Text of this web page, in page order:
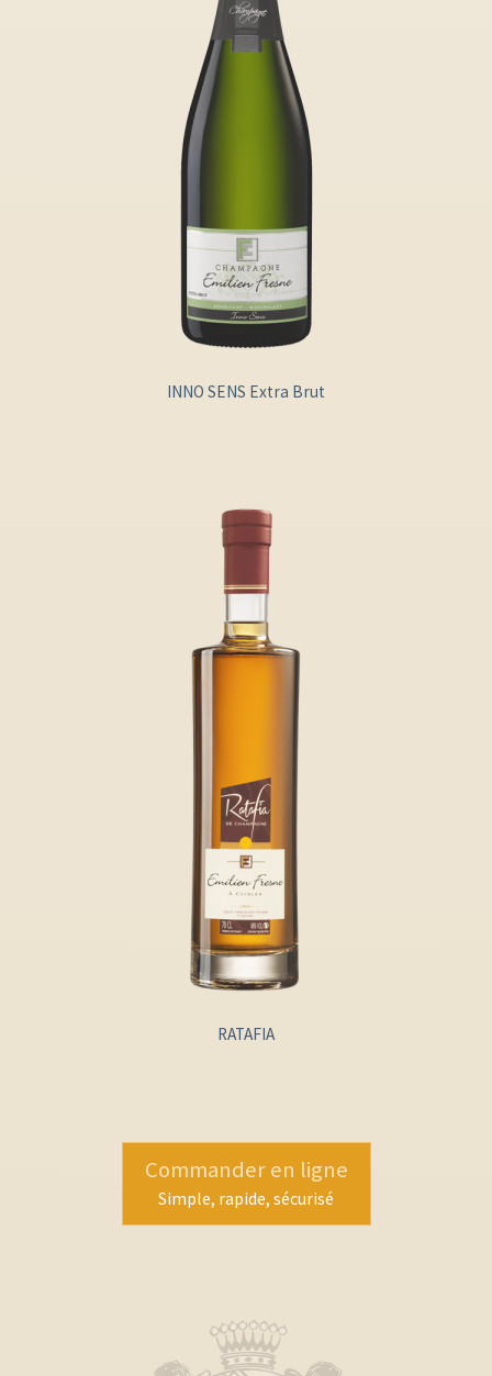
INNO SENS Extra Brut
RATAFIA
Commander en ligne
Simple, rapide, sécurisé